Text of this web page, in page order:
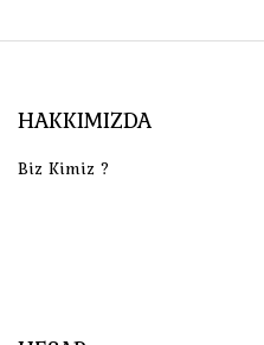
HAKKIMIZDA
Biz Kimiz ?